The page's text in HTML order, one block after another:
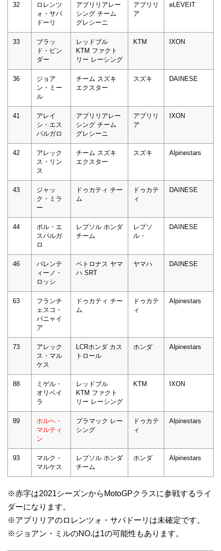
32
ロレンツ
ォ・サバ
ドーリ
アプリリアレー
シング チーム
グレシーニ
アプリリ
ア
eLEVEIT
33
ブラッ
ド・ビン
ダー
レッドブル
KTM ファクト
リー レーシング
KTM IXON
36
ジョア
ン・ミー
ル
チーム スズキ
エクスター
スズキ DAINESE
41
アレイ
シ・エス
パルガロ
アプリリアレー
シング チーム
グレシーニ
アプリリ
ア
IXON
42
アレック
ス・リン
ス
チーム スズキ
エクスター
スズキ Alpinestars
43
ジャッ
ク・ミラ
ー
ドゥカティ チー
ム
ドゥカテ
ィ
DAINESE
44
ポル・エ
スパルガ
ロ
レプソル ホンダ
チーム
レプソ
ル・
DAINESE
46
バレンテ
ィーノ・
ロッシ
ペトロナス ヤマ
ハ SRT
ヤマハ DAINESE
63
フランチ
ェスコ・
バニャイ
ア
ドゥカティ チー
ム
ドゥカテ
ィ
Alpinestars
73
アレック
ス・マル
ケス
LCRホンダ カス
トロール
ホンダ Alpinestars
88
ミゲル・
オリベイ
ラ
レッドブル
KTM ファクト
リー レーシング
KTM IXON
89
ホルヘ・
マルティ
ン
プラマック レー
シング
ドゥカテ
ィ
Alpinestars
93
マルク・
マルケス
レプソル ホンダ
チーム
ホンダ Alpinestars
※赤字は2021シーズンからMotoGPクラスに参戦するライ
ダーになります。
※アプリリアのロレンツォ・サバドーリは未確定です。
※ジョアン・ミルのNO.は1の可能性もあります。